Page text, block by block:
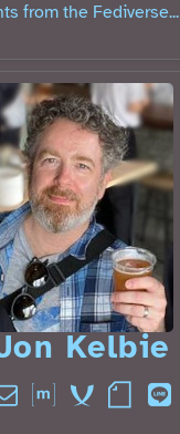
from the Fediverse...
Kelbie󠁧󠁢󠁳󠁣󠁴󠁿